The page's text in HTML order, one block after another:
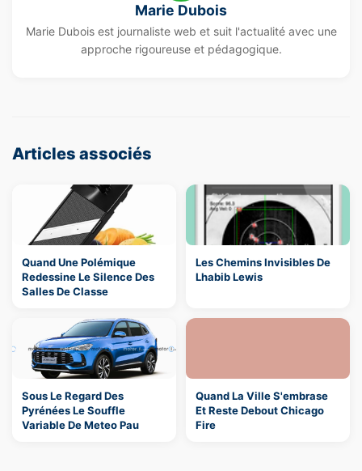
Marie Dubois
Marie Dubois est journaliste web et suit l'actualité avec une
approche rigoureuse et pédagogique.
Articles associés
Quand Une Polémique
Redessine Le Silence Des
Salles De Classe
Les Chemins Invisibles De
Lhabib Lewis
Sous Le Regard Des
Pyrénées Le Souffle
Variable De Meteo Pau
Quand La Ville S'embrase
Et Reste Debout Chicago
Fire